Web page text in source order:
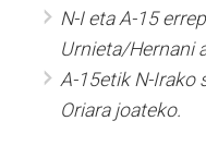
N-I eta A-15
Urnieta/Hernani
A-15etik N-Irako
Oriara joateko.